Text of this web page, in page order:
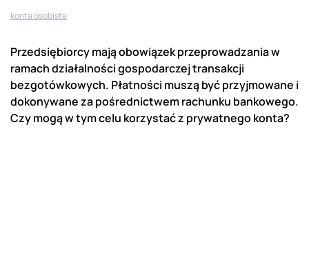
konta osobiste
Przedsiębiorcy mają obowiązek przeprowadzania w
ramach działalności gospodarczej transakcji
bezgotówkowych. Płatności muszą być przyjmowane i
dokonywane za pośrednictwem rachunku bankowego.
Czy mogą w tym celu korzystać z prywatnego konta?